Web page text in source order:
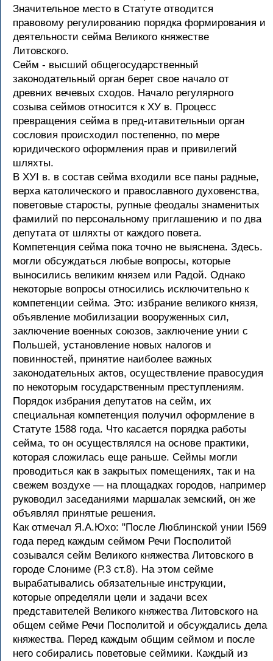
Значительное место в Статуте отводится
правовому регулированию порядка формирования и
деятельности сейма Великого княжестве
Литовского.
Сейм - высший общегосударственный
законодательный орган берет свое начало от
древних вечевых сходов. Начало регулярного
созыва сеймов относится к ХУ в. Процесс
превращения сейма в пред-итавительныи орган
сословия происходил постепенно, по мере
юридического оформления прав и привилегий
шляхты.
В ХУI в. в состав сейма входили все паны радные,
верха католического и православного духовенства,
поветовые старосты, рупные феодалы знаменитых
фамилий по персональному приглашению и по два
депутата от шляхты от каждого повета.
Компетенция сейма пока точно не выяснена. Здесь.
могли обсуждаться любые вопросы, которые
выносились великим князем или Радой. Однако
некоторые вопросы относились исключительно к
компетенции сейма. Это: избрание великого князя,
объявление мобилизации вооруженных сил,
заключение военных союзов, заключение унии с
Польшей, установление новых налогов и
повинностей, принятие наиболее важных
законодательных актов, осуществление правосудия
по некоторым государственным преступлениям.
Порядок избрания депутатов на сейм, их
специальная компетенция получил оформление в
Статуте 1588 года. Что касается порядка работы
сейма, то он осуществлялся на основе практики,
которая сложилась еще раньше. Сеймы могли
проводиться как в закрытых помещениях, так и на
свежем воздухе — на площадках городов, например
руководил заседаниями маршалак земский, он же
объявлял принятые решения.
Как отмечал Я.А.Юхо: "После Люблинской унии I569
года перед каждым сеймом Речи Посполитой
созывался сейм Великого княжества Литовского в
городе Слониме (Р.3 ст.8). На этом сейме
вырабатывались обязательные инструкции,
которые определяли цели и задачи всех
представителей Великого княжества Литовского на
общем сейме Речи Посполитой и обсуждались дела
княжества. Перед каждым общим сеймом и после
него собирались поветовые сеймики. Каждый из